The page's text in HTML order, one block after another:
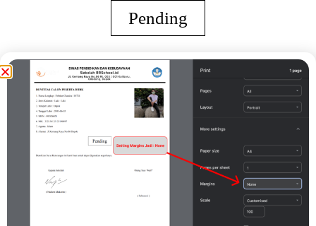
Pending
Demikian Surat Keterangan ini kami buat untuk dapat digunakan
seperlunya.
Kepala Sekolah
Print